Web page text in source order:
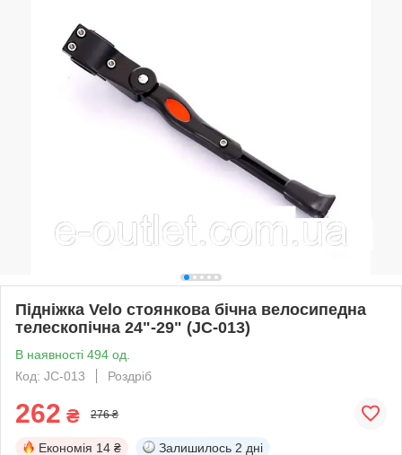
Підніжка Velo стоянкова бічна велосипедна
телескопічна 24"-29" (JC-013)
В наявності 494 од.
Код: JC-013
Роздріб
262 ₴ 276 ₴
Економія 14 ₴ Залишилось 2 дні